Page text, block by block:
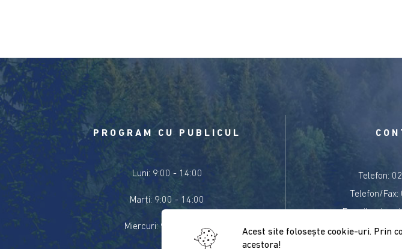
PROGRAM CU PUBLICUL
Luni: 9:00 - 14:00
Marți: 9:00 - 14:00
Miercuri: 9:00 - 14:00
Telefon:
Telefon/
E-mail:
Acest site foloseşte cookie-uri. Prin
acestora!